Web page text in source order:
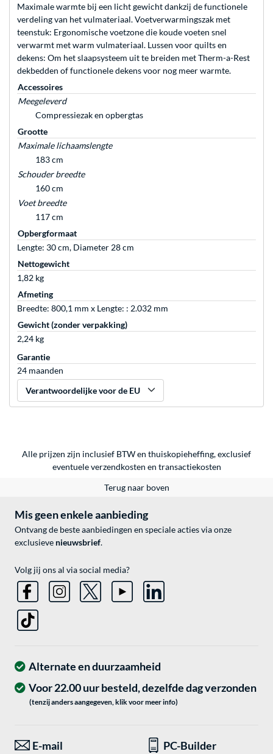
Maximale warmte bij een licht gewicht dankzij de functionele
verdeling van het vulmateriaal. Voetverwarmingszak met
teenstuk: Ergonomische voetzone die koude voeten snel
verwarmt met warm vulmateriaal. Lussen voor quilts en
dekens: Om het slaapsysteem uit te breiden met Therm-a-Rest
dekbedden of functionele dekens voor nog meer warmte.
Accessoires
Meegeleverd
Compressiezak en opbergtas
Grootte
Maximale lichaamslengte
183 cm
Schouder breedte
160 cm
Voet breedte
117 cm
Opbergformaat
Lengte: 30 cm, Diameter 28 cm
Nettogewicht
1,82 kg
Afmeting
Breedte: 800,1 mm x Lengte: : 2.032 mm
Gewicht (zonder verpakking)
2,24 kg
Garantie
24 maanden
Verantwoordelijke voor de EU
Alle prijzen zijn inclusief BTW en thuiskopieheffing, exclusief
eventueleverzendkosten en transactiekosten
Terug naar boven
Mis geen enkele aanbieding
Ontvang de beste aanbiedingen en speciale acties via onze
exclusieve nieuwsbrief.
Volg jij ons al via social media?
Alternate en duurzaamheid
Voor 22.00 uur besteld, dezelfde dag verzonden
(tenzij anders aangegeven, klik voor meer info)
E-mail PC-Builder